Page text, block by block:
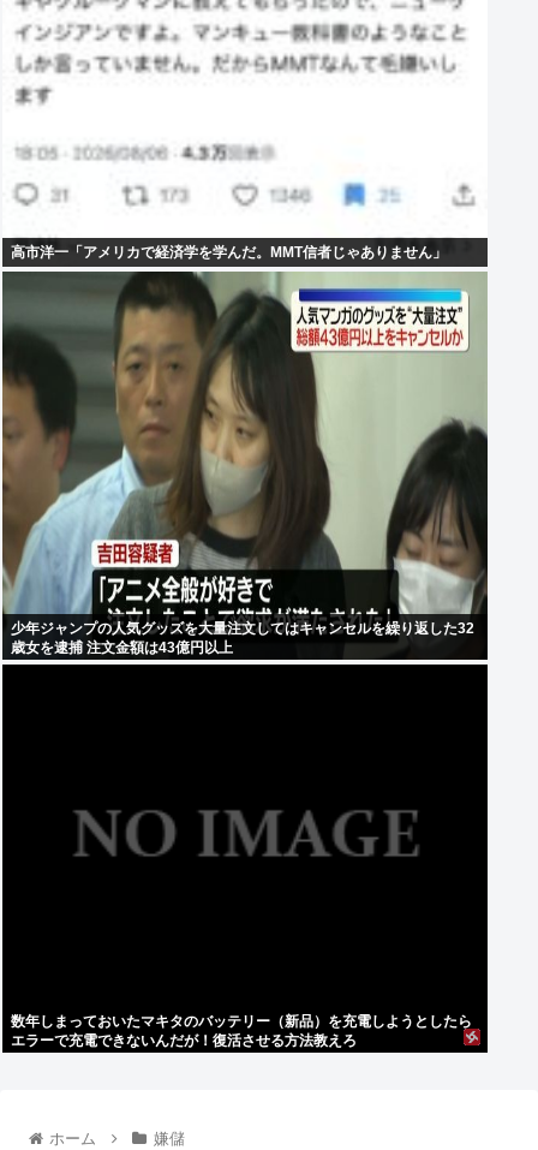
高市洋一「アメリカで経済学を学んだ。MMT信者じゃありません」
少年ジャンプの人気グッズを大量注文してはキャンセルを繰り返した32
歳女を逮捕 注文金額は43億円以上
数年しまっておいたマキタのバッテリー（新品）を充電しようとしたら
エラーで充電できないんだが！復活させる方法教えろ
ホーム 嫌儲